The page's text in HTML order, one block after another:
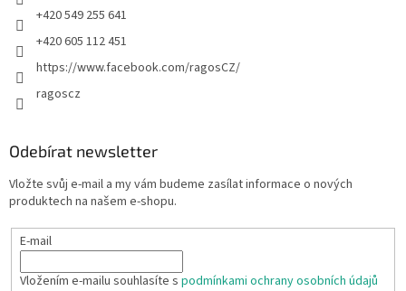
+420 549 255 641
+420 605 112 451
https://www.facebook.com/ragosCZ/
ragoscz
Odebírat newsletter
Vložte svůj e-mail a my vám budeme zasílat informace o nových
produktech na našem e-shopu.
E-mail
Vložením e-mailu souhlasíte s podmínkami ochrany osobních údajů